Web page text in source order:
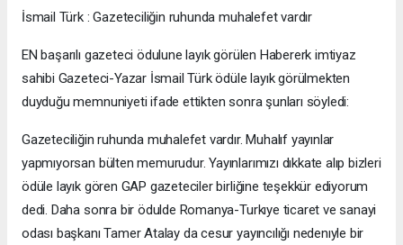
İsmail Türk : Gazeteciliğin ruhunda muhalefet vardır
EN başarılı gazeteci ödulune layık görülen Habererk imtiyaz
sahibi Gazeteci-Yazar İsmail Türk ödüle layık görülmekten
duyduğu memnuniyeti ifade ettikten sonra şunları söyledi:
Gazeteciliğin ruhunda muhalefet vardır. Muhalıf yayınlar
yapmıyorsan bülten memurudur. Yayınlarımızı dıkkate alıp bizleri
ödüle layık gören GAP gazeteciler birliğine teşekkür ediyorum
dedi. Daha sonra bir ödulde Romanya-Turkıye ticaret ve sanayi
odası başkanı Tamer Atalay da cesur yayıncılığı nedenıyle bir